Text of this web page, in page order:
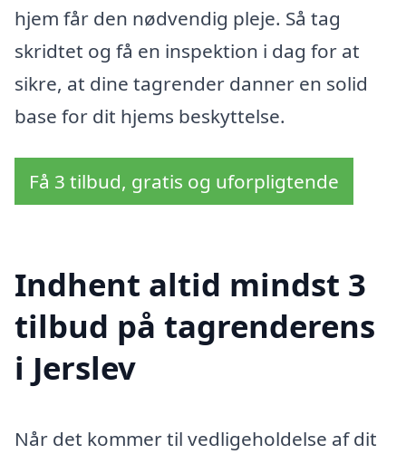
hjem får den nødvendig pleje. Så tag
skridtet og få en inspektion i dag for at
sikre, at dine tagrender danner en solid
base for dit hjems beskyttelse.
Få 3 tilbud, gratis og uforpligtende
Indhent altid mindst 3
tilbud på tagrenderens
i Jerslev
Når det kommer til vedligeholdelse af dit